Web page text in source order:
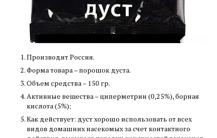
Производит Россия.
Форма товара – порошок дуста.
Объем средства – 150 гр.
Активные вещества – циперметрин (0,25%), борная
кислота (5%);
Как действует: дуст хорошо использовать от всех
видов домашних насекомых за счет контактного